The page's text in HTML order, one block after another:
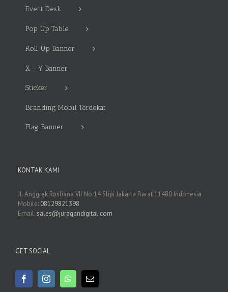
Event Desk
Pop Up Table
Roll Up Banner
X – Y Banner
Sticker
Branding Mobil Terdekat
Flag Banner
KONTAK KAMI
Jl. Anggrek Rosliana VII No.14 Slipi Jakarta Barat 11480 Indonesia
Mobile: 08129821398
Email: sales@juragandigital.com
GET SOCIAL